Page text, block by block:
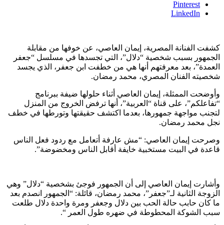
Pinterest
LinkedIn
كشفت الفنانة المصرية، إيمان العاصي، عن خوفها من مقابلة
الجمهور بسبب شخصية “دلال”، التي تجسدها في مسلسل “جعفر
العمدة”، بعد معرفتهم أنها هي من خطفت ابن جعفر، الذي يجسد
شخصيته الفنان المصري، محمد رمضان.
وأوضحت الممثلة، إيمان العاصي أثناء حلولها ضيفة ببرنامج
“تفاعلكم”، على قناة “العربية”، أنها ترفض الخروج من المنزل
لتجنب مواجهة جمهورها، بعدما اكتشف حقيقتها وتورطها في خطف
نجل محمد رمضان.
وصرحت إيمان العاصي: “مش عارفة أتعامل مع ردود فعل الناس
قاعدة في البيت مستخبية خايفة أقابل الناس ومخضوضة”.
وأشارت إيمان العاصي إلى أن الجمهور فوجئ بشخصية “دلال” وهي
الزوجة الثانية لـ”جعفر”، محمد رمضان، قائلة: “الجمهور انصدم بعد
ما كان حابب حالة الحب بين دلال وجعفر ومرة واحدة دلال طلعت
سبب الشوكة المحطوطة في ضهره طول العمر “.